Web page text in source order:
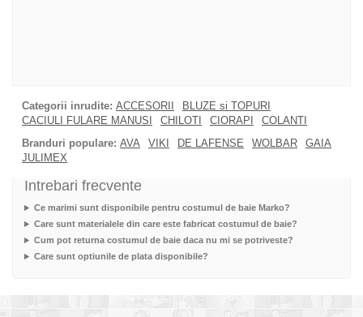
Categorii inrudite: ACCESORII
BLUZE si TOPURI
CACIULI FULARE MANUSI
CHILOTI CIORAPI
COLANTI
Branduri populare: AVA VIKI DE LAFENSE WOLBAR
GAIA
JULIMEX
Intrebari frecvente
Ce marimi sunt disponibile pentru costumul de baie Marko?
Care sunt materialele din care este fabricat costumul de baie?
Cum pot returna costumul de baie daca nu mi se potriveste?
Care sunt optiunile de plata disponibile?